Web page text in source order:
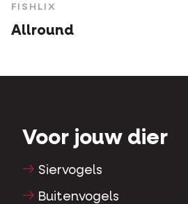
FISHLIX
Allround
Voor jouw dier
Siervogels
Buitenvogels